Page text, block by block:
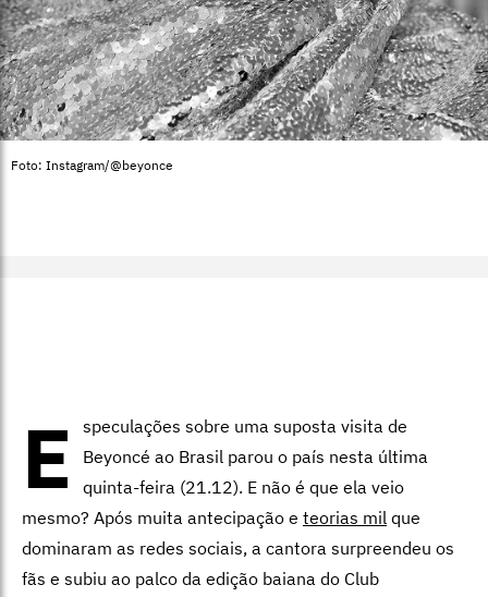
Foto: Instagram/@beyonce
E
speculações sobre uma suposta visita de
Beyoncé ao Brasil parou o país nesta última
quinta-feira (21.12). E não é que ela veio
mesmo? Após muita antecipação e teorias mil que
dominaram as redes sociais, a cantora surpreendeu os
fãs e subiu ao palco da edição baiana do Club